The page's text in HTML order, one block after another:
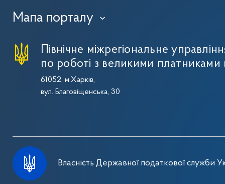
Мапа порталу ›
Північне міжрегіональне
по роботі з великими платниками
61052, м.Харків,
вул. Благовіщенська, 30
Власність Державної податкової служби